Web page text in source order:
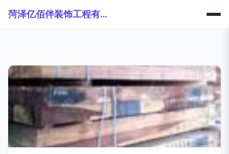
菏泽亿佰伴装饰工程有限公司